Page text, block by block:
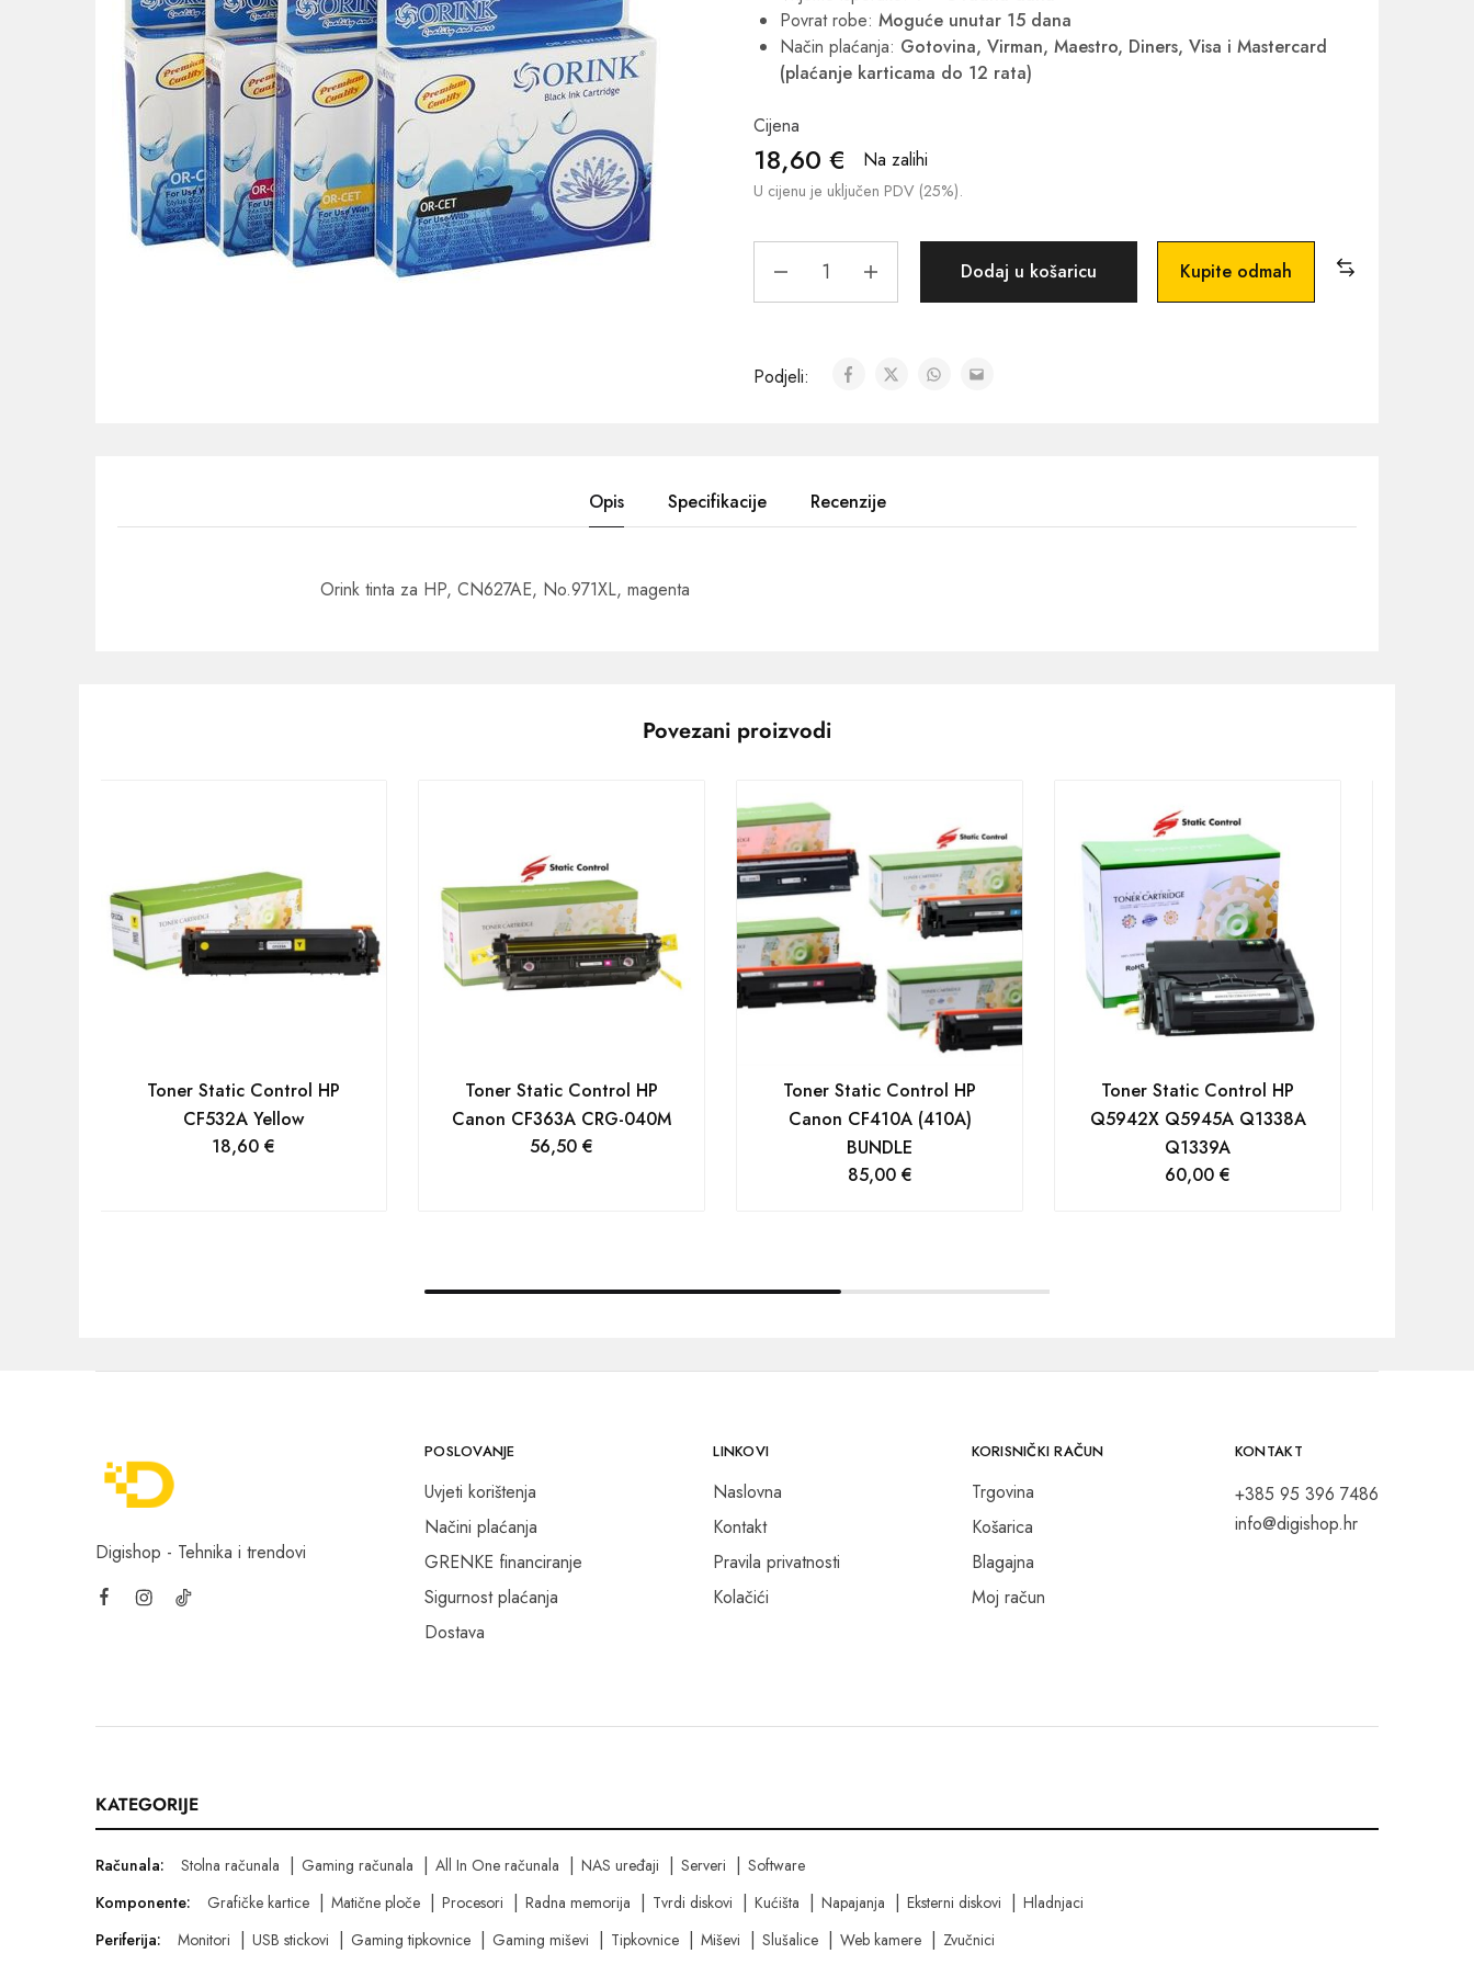
POS uređaji i operma
Mrežna oprema
Alarmi i video nadzor
Printeri i skeneri
Stolice i stolovi
Povrat robe:Moguće unutar 15 dana
Način plaćanja: Gotovina, Virman, Maestro, Diners, Visa i Mastercard
(plaćanje karticama do 12 rata)
Cijena
18,60€ Na zalihi
U cijenu je uključen PDV (25%).
Dodaj u košaricu Kupite odmah
Podjeli:
Opis Specifikacije Recenzije
Orink tinta za HP, CN627AE, No.971XL, magenta
Povezani proizvodi
Toner Static Control HP
CF532A Yellow
18,60 €
Toner Static Control HP
Canon CF363A CRG-040M
56,50 €
Toner Static Control HP
Canon CF410A (410A)
BUNDLE
85,00 €
Toner Static Control HP
Q5942X Q5945A Q1338A
Q1339A
60,00 €
Digishop - Tehnika i trendovi
POSLOVANJE
Uvjeti korištenja
Načini plaćanja
GRENKE financiranje
Sigurnost plaćanja
Dostava
LINKOVI
Naslovna
Kontakt
Pravila privatnosti
Kolačići
KORISNIČKI RAČUN
Trgovina
Košarica
Blagajna
Moj račun
KONTAKT
+385 95 396 7486
info@digishop.hr
KATEGORIJE
Računala: Stolna računala Gaming računala All In One računala NAS uređaji Serveri
Software
Komponente:
Grafičke kartice Matične ploče Procesori Radna memorija Tvrdi diskovi Kućišta Napajanja Eksterni diskovi
Hladnjaci
Periferija:
Monitori USB stickovi Gaming tipkovnice Gaming miševi Tipkovnice Miševi Slušalice Web kamere Zvučnici